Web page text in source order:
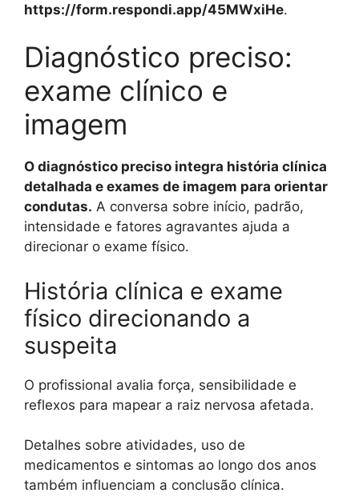
https://form.respondi.app/45MWxiHe.
Diagnóstico preciso:
exame clínico e
imagem
O diagnóstico preciso integra história clínica
detalhada e exames de imagem para orientar
condutas. A conversa sobre início, padrão,
intensidade e fatores agravantes ajuda a
direcionar o exame físico.
História clínica e exame
físico direcionando a
suspeita
O profissional avalia força, sensibilidade e
reflexos para mapear a raiz nervosa afetada.
Detalhes sobre atividades, uso de
medicamentos e sintomas ao longo dos anos
também influenciam a conclusão clínica.